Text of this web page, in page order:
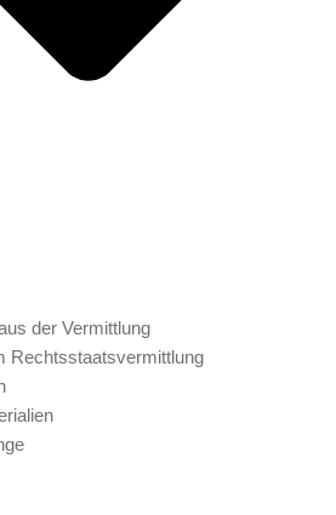
der Vermittlung
Rechtsstaatsvermittlung